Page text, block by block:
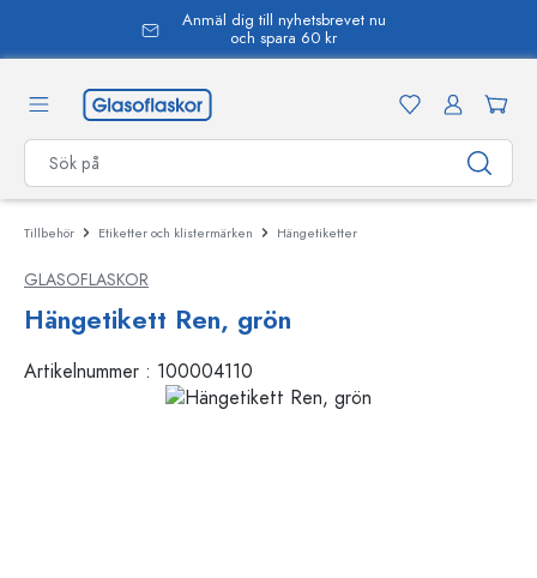
Anmäl dig till nyhetsbrevet nu
och spara 60 kr
Tillbehör Etiketter och klistermärken Hängetiketter
GLASOFLASKOR
Hängetikett Ren, grön
Artikelnummer : 100004110